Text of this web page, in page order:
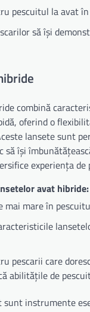
pescuitul la avat
să își
combină
oferind o
lansete sunt
să își
experiența de
avat hibride:
mai mare în
pescarii care
abilitățile de
sunt instrumente